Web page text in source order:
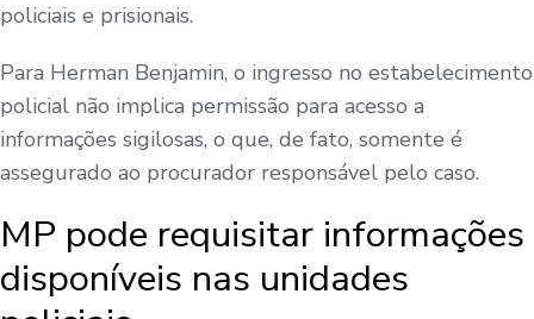
policiais e prisionais.
Para Herman Benjamin, o ingresso no estabelecimento
policial não implica permissão para acesso a
informações sigilosas, o que, de fato, somente é
assegurado ao procurador responsável pelo caso.
MP pode requisitar informações
disponíveis nas unidades